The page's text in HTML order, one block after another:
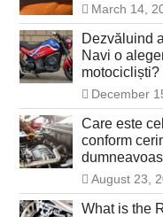
March 14,
Dezvăluind
Navi o
motocicliști?
December
Care este
conform
August 23,
What is the